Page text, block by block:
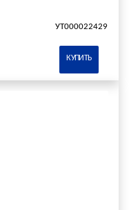
УТ000022429
КУПИТЬ